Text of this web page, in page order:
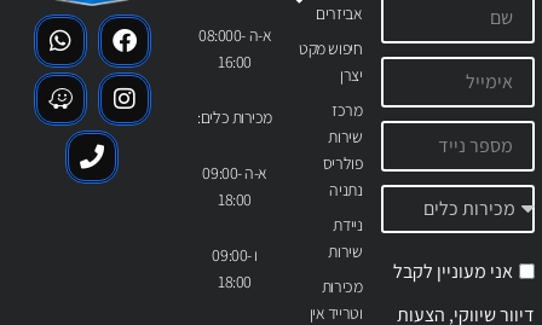
אביזרים
חיפוש מקט
יצרן
מרכז
שירות
פולריס
נתניה
ניידת
שירות
מכירות
וטרייד אין
א-ה 08:000-
16:00
מכירות כלים:
א-ה 09:00-
18:00
ו 09:00-
18:00
אני מעוניין לקבל
דיוור שיווקי, הצעות